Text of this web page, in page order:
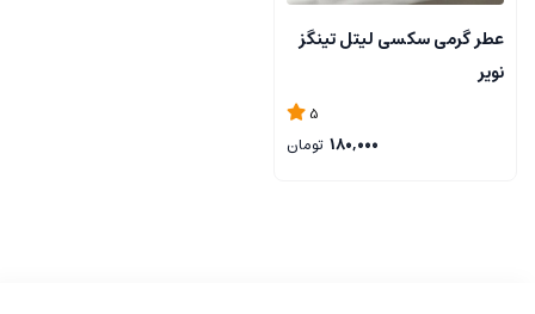
عطر گرمی سکسی لیتل تینگز
نویر
5
180,000 تومان